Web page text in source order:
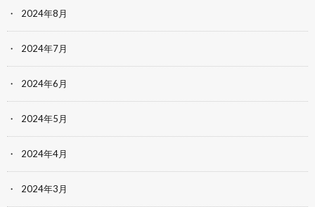
2024年8月
2024年7月
2024年6月
2024年5月
2024年4月
2024年3月